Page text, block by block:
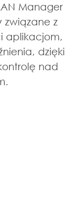
Manager
z
aplikacjom,
dzięki
nad